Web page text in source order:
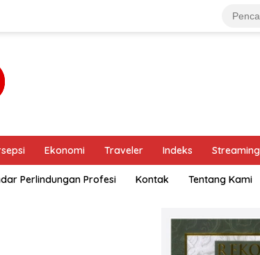
Ekonomi Traveler Indeks Streaming
Perlindungan Profesi Kontak Tentang Kami